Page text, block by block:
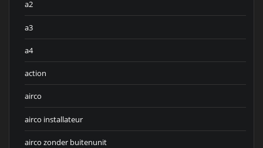
a2
a3
a4
action
airco
airco installateur
airco zonder buitenunit